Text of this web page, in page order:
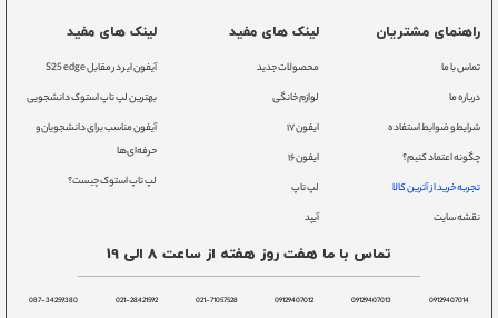
راهنمای مشتریان
تماس با ما
درباره ما
شرایط و ضوابط استفاده
چگونه اعتماد کنیم؟
تجربه خرید از آترین کالا
نقشه سایت
لینک های مفید
محصولات جدید
لوازم خانگی
ایفون ۱۷
ایفون ۱۶
لپ تاپ
آیپد
لینک های مفید
آیفون ایر در مقابل S25 edge
بهترین لپ تاپ استوک دانشجویی
آیفون مناسب برای دانشجویان و
حرفه‌ای‌ها
لپ تاپ استوک چیست؟
تماس با ما هفت روز هفته از ساعت 8 الی 19
09129407014
09129407013
09129407012
021-71057528
021-28421592
087-34259380